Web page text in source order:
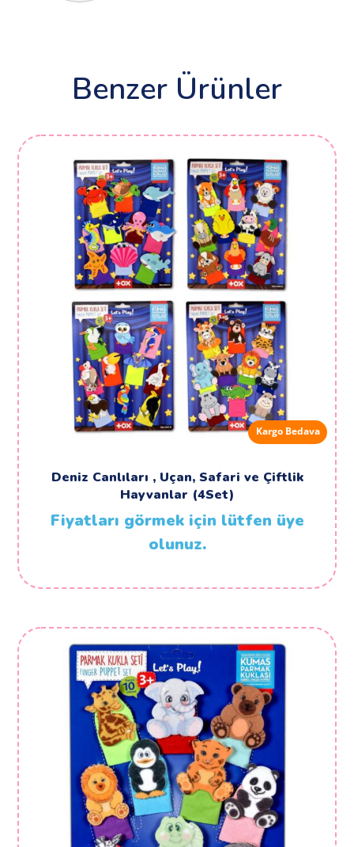
Benzer Ürünler
Kargo Bedava
Deniz Canlıları , Uçan, Safari ve Çiftlik
Hayvanlar (4Set)
Fiyatları görmek için lütfen üye
olunuz.